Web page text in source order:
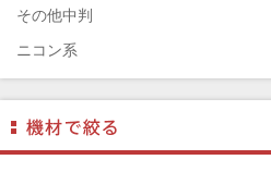
Garmin（ガーミン）
Dust-Off（ダストオフ）
DreamMaker（ドリームメーカー）
DNPフォトイメージング(ディーエヌ
DIGITALKING（デジタルキング）
その他中判
ニコン系
フジフィルム系
ペンタックス系